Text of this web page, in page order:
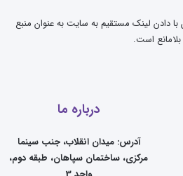
دادن لینک مستقیم به سایت به عنوان منبع
بلامانع است.
درباره ما
آدرس: میدان انقلاب، جنب سینما
مرکزی، ساختمان سپاهان، طبقه دوم،